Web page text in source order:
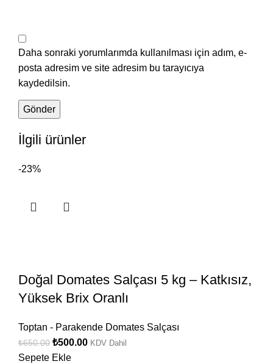
Daha sonraki yorumlarımda kullanılması için adım, e-
posta adresim ve site adresim bu tarayıcıya
kaydedilsin.
İlgili ürünler
-23%
Doğal Domates Salçası 5 kg – Katkısız,
Yüksek Brix Oranlı
Toptan - Parakende Domates Salçası
₺650.00 ₺500.00 KDV Dahil
Sepete Ekle